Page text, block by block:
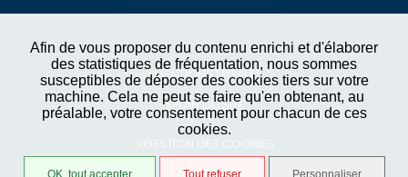
Afin de vous proposer du contenu enrichi et d'élaborer
des statistiques de fréquentation, nous sommes
susceptibles de déposer des cookies tiers sur votre
machine. Cela ne peut se faire qu'en obtenant, au
préalable, votre consentement pour chacun de ces
cookies.
OK, tout accepter Tout refuser Personnaliser
MENTIONS LÉGALES
PLAN DU SITE
GESTION DES COOKIES